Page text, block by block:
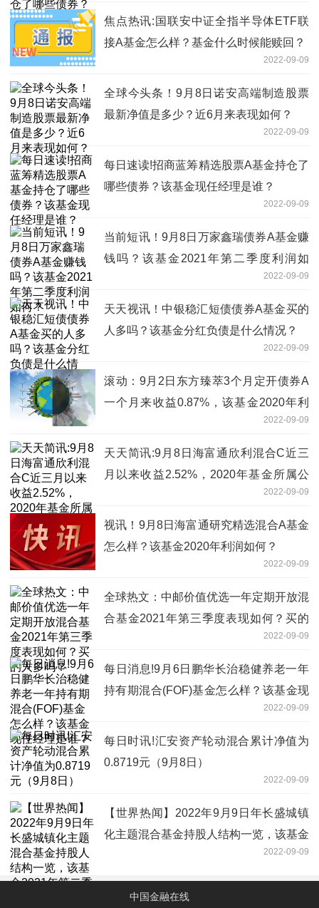
焦点热讯:国联安中证全指半导体ETF联
接A基金怎么样？基金什么时候能赎回？
2022-09-09
全球今头条！9月8日诺安高端制造股票
最新净值是多少？近6月来表现如何？
2022-09-09
每日速读!招商蓝筹精选股票A基金持仓了
哪些债券？该基金现任经理是谁？
2022-09-09
当前短讯！9月8日万家鑫瑞债券A基金赚
钱吗？该基金2021年第二季度利润如
2022-09-09
天天视讯！中银稳汇短债债券A基金买的
人多吗？该基金分红负债是什么情况？
2022-09-09
滚动：9月2日东方臻萃3个月定开债券A
一个月来收益0.87%，该基金2020年利
2022-09-09
天天简讯:9月8日海富通欣利混合C近三
月以来收益2.52%，2020年基金所属公
2022-09-09
视讯！9月8日海富通研究精选混合A基金
怎么样？该基金2020年利润如何？
2022-09-09
全球热文：中邮价值优选一年定期开放混
合基金2021年第三季度表现如何？买的
2022-09-09
每日消息!9月6日鹏华长治稳健养老一年
持有期混合(FOF)基金怎么样？该基金现
2022-09-09
每日时讯!汇安资产轮动混合累计净值为
0.8719元（9月8日）
2022-09-09
【世界热闻】2022年9月9日年长盛城镇
化主题混合基金持股人结构一览，该基金
2022-09-09
中国金融在线